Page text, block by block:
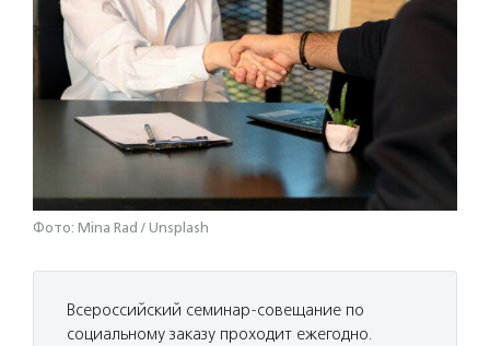
Фото: Mina Rad / Unsplash
Всероссийский семинар-совещание по
социальному заказу проходит ежегодно.